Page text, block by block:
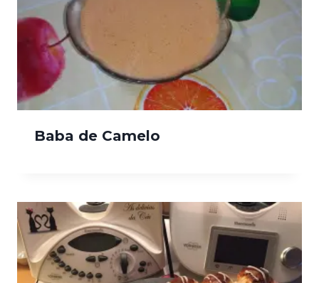
Baba de Camelo